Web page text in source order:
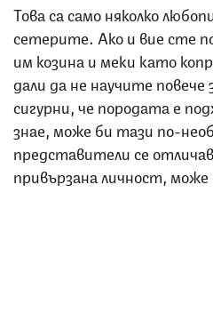
Това са само няколко
сетерите. Ако и вие сте
им козина и меки като
дали да не научите повече
сигурни, че породата е
знае, може би тази по-
представители се
привързана личност,